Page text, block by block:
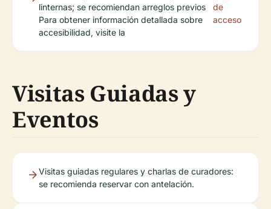
linternas; se recomiendan arreglos previos
Para obtener información detallada sobre
accesibilidad, visite la
de
acceso
Visitas Guiadas y
Eventos
Visitas guiadas regulares y charlas de curadores:
se recomienda reservar con antelación.